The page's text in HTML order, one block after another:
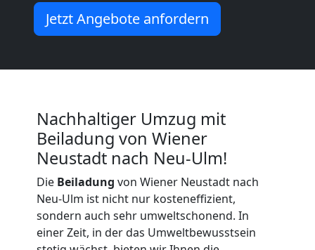
Jetzt Angebote anfordern
Nachhaltiger Umzug mit
Beiladung von Wiener
Neustadt nach Neu-Ulm!
Die Beiladung von Wiener Neustadt nach
Neu-Ulm ist nicht nur kosteneffizient,
sondern auch sehr umweltschonend. In
einer Zeit, in der das Umweltbewusstsein
Neustadt
Kunsttransport
Wiener